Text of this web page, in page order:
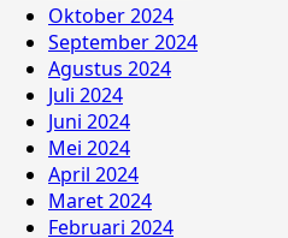
Oktober 2024
September 2024
Agustus 2024
Juli 2024
Juni 2024
Mei 2024
April 2024
Maret 2024
Februari 2024